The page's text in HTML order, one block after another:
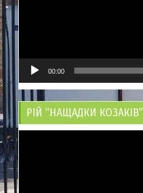
00:00
РІЙ “НАЩАДКИ КОЗАКІВ”